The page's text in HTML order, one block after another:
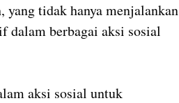
yang tidak hanya menjalankan
dalam berbagai aksi sosial
aksi sosial untuk